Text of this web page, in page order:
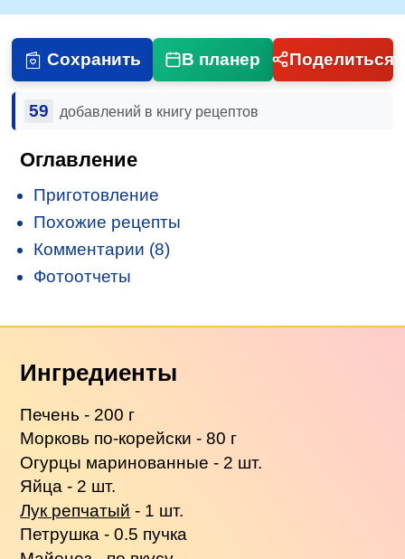
Сохранить В планер Поделиться
59 добавлений в книгу рецептов
Оглавление
Приготовление
Похожие рецепты
Комментарии (8)
Фотоотчеты
Ингредиенты
Печень - 200 г
Морковь по-корейски - 80 г
Огурцы маринованные - 2 шт.
Яйца - 2 шт.
Лук репчатый - 1 шт.
Петрушка - 0.5 пучка